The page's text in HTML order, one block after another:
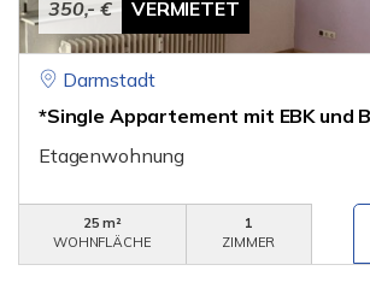
350,- € VERMIETET
Darmstadt
*Single Appartement mit EBK und
Etagenwohnung
25 m²
WOHNFLÄCHE
1
ZIMMER